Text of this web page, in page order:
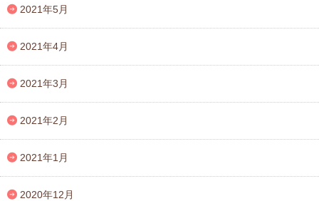
2021年5月
2021年4月
2021年3月
2021年2月
2021年1月
2020年12月